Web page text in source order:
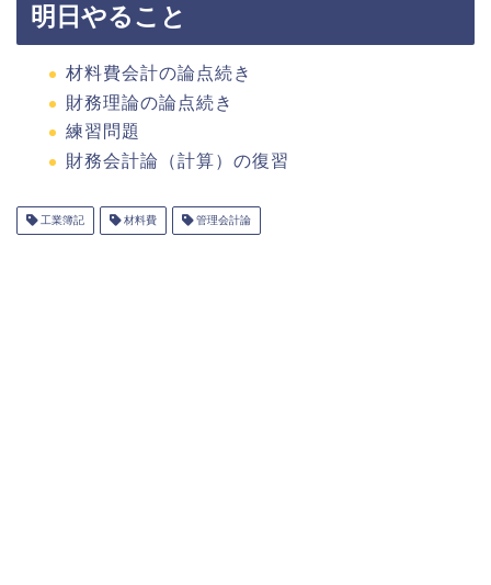
明日やること
材料費会計の論点続き
財務理論の論点続き
練習問題
財務会計論（計算）の復習
工業簿記 材料費 管理会計論